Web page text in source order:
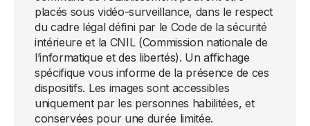
placés sous vidéo-surveillance, dans le respect
du cadre légal défini par le Code de la sécurité
intérieure et la CNIL (Commission nationale de
l’informatique et des libertés). Un affichage
spécifique vous informe de la présence de ces
dispositifs. Les images sont accessibles
uniquement par les personnes habilitées, et
conservées pour une durée limitée.